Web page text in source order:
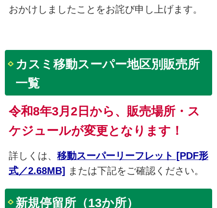
おかけしましたことをお詫び申し上げます。
カスミ移動スーパー地区別販売所
一覧
令和8年3月2日から、販売場所・ス
ケジュールが変更となります！
詳しくは、 移動スーパーリーフレット [PDF形
式／2.68MB]
または下記をご確認ください。
新規停留所（13か所）